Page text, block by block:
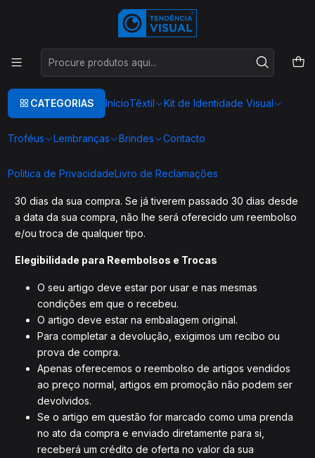
CATEGORIAS InícioTêxtil Kit de Identidade Visual
Troféus Lembranças Brindes Contacto
Politica de PrivacidadeLivro de Reclamações
Este é o texto do slideLer mais
Trocas e Devoluções
30 dias da sua compra. Se já tiverem passado 30 dias desde
a data da sua compra, não lhe será oferecido um reembolso
e/ou troca de qualquer tipo.
Elegibilidade para Reembolsos e Trocas
O seu artigo deve estar por usar e nas mesmas
condições em que o recebeu.
O artigo deve estar na embalagem original.
Para completar a devolução, exigimos um recibo ou
prova de compra.
Apenas oferecemos o reembolso de artigos vendidos
ao preço normal, artigos em promoção não podem ser
devolvidos.
Se o artigo em questão for marcado como uma prenda
no ato da compra e enviado diretamente para si,
receberá um crédito de oferta no valor da sua